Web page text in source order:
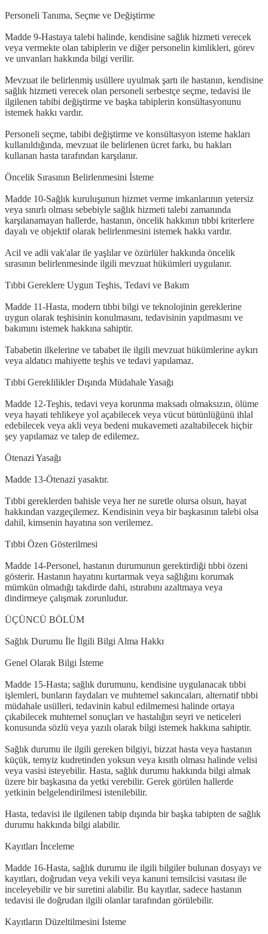
Personeli Tanıma, Seçme ve Değiştirme
Madde 9-Hastaya talebi halinde, kendisine sağlık hizmeti verecek
veya vermekte olan tabiplerin ve diğer personelin kimlikleri, görev
ve unvanları hakkında bilgi verilir.
Mevzuat ile belirlenmiş usüllere uyulmak şartı ile hastanın, kendisine
sağlık hizmeti verecek olan personeli serbestçe seçme, tedavisi ile
ilgilenen tabibi değiştirme ve başka tabiplerin konsültasyonunu
istemek hakkı vardır.
Personeli seçme, tabibi değiştirme ve konsültasyon isteme hakları
kullanıldığında, mevzuat ile belirlenen ücret farkı, bu hakları
kullanan hasta tarafından karşılanır.
Öncelik Sırasının Belirlenmesini İsteme
Madde 10-Sağlık kuruluşunun hizmet verme imkanlarının yetersiz
veya sınırlı olması sebebiyle sağlık hizmeti talebi zamanında
karşılanamayan hallerde, hastanın, öncelik hakkının tıbbi kriterlere
dayalı ve objektif olarak belirlenmesini istemek hakkı vardır.
Acil ve adli vak'alar ile yaşlılar ve özürlüler hakkında öncelik
sırasının belirlenmesinde ilgili mevzuat hükümleri uygulanır.
Tıbbi Gereklere Uygun Teşhis, Tedavi ve Bakım
Madde 11-Hasta, modern tıbbi bilgi ve teknolojinin gereklerine
uygun olarak teşhisinin konulmasını, tedavisinin yapılmasını ve
bakımını istemek hakkına sahiptir.
Tababetin ilkelerine ve tababet ile ilgili mevzuat hükümlerine aykırı
veya aldatıcı mahiyette teşhis ve tedavi yapılamaz.
Tıbbi Gereklilikler Dışında Müdahale Yasağı
Madde 12-Teşhis, tedavi veya korunma maksadı olmaksızın, ölüme
veya hayati tehlikeye yol açabilecek veya vücut bütünlüğünü ihlal
edebilecek veya akli veya bedeni mukavemeti azaltabilecek hiçbir
şey yapılamaz ve talep de edilemez.
Ötenazi Yasağı
Madde 13-Ötenazi yasaktır.
Tıbbi gereklerden bahisle veya her ne suretle olursa olsun, hayat
hakkından vazgeçilemez. Kendisinin veya bir başkasının talebi olsa
dahil, kimsenin hayatına son verilemez.
Tıbbi Özen Gösterilmesi
Madde 14-Personel, hastanın durumunun gerektirdiği tıbbi özeni
gösterir. Hastanın hayatını kurtarmak veya sağlığını korumak
mümkün olmadığı takdirde dahi, ıstırabını azaltmaya veya
dindirmeye çalışmak zorunludur.
ÜÇÜNCÜ BÖLÜM
Sağlık Durumu İle İlgili Bilgi Alma Hakkı
Genel Olarak Bilgi İsteme
Madde 15-Hasta; sağlık durumunu, kendisine uygulanacak tıbbi
işlemleri, bunların faydaları ve muhtemel sakıncaları, alternatif tıbbi
müdahale usülleri, tedavinin kabul edilmemesi halinde ortaya
çıkabilecek muhtemel sonuçları ve hastalığın seyri ve neticeleri
konusunda sözlü veya yazılı olarak bilgi istemek hakkına sahiptir.
Sağlık durumu ile ilgili gereken bilgiyi, bizzat hasta veya hastanın
küçük, temyiz kudretinden yoksun veya kısıtlı olması halinde velisi
veya vasisi isteyebilir. Hasta, sağlık durumu hakkında bilgi almak
üzere bir başkasına da yetki verebilir. Gerek görülen hallerde
yetkinin belgelendirilmesi istenilebilir.
Hasta, tedavisi ile ilgilenen tabip dışında bir başka tabipten de sağlık
durumu hakkında bilgi alabilir.
Kayıtları İnceleme
Madde 16-Hasta, sağlık durumu ile ilgili bilgiler bulunan dosyayı ve
kayıtları, doğrudan veya vekili veya kanuni temsilcisi vasıtası ile
inceleyebilir ve bir suretini alabilir. Bu kayıtlar, sadece hastanın
tedavisi ile doğrudan ilgili olanlar tarafından görülebilir.
Kayıtların Düzeltilmesini İsteme